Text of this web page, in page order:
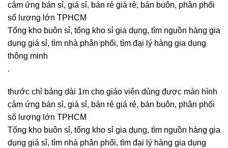
cảm ứng bán sỉ, giá sỉ, bán rẻ giá rẻ, bán buôn, phân phối
số lượng lớn TPHCM
Tổng kho buôn sỉ, tổng kho sỉ gia dụng, tìm nguồn hàng gia
dụng giá sỉ, tìm nhà phân phối, tìm đại lý hàng gia dụng
thông minh
.
thước chỉ bảng dài 1m cho giáo viên dùng được màn hình
cảm ứng bán sỉ, giá sỉ, bán rẻ giá rẻ, bán buôn, phân phối
số lượng lớn TPHCM
Tổng kho buôn sỉ, tổng kho sỉ gia dụng, tìm nguồn hàng gia
dụng giá sỉ, tìm nhà phân phối, tìm đại lý hàng gia dụng